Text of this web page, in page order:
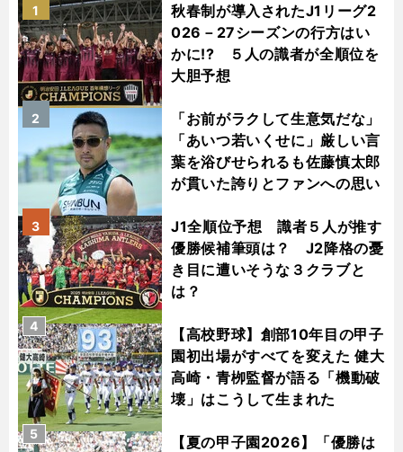
秋春制が導入されたJ1リーグ2
026－27シーズンの行方はい
かに!? ５人の識者が全順位を
大胆予想
1
「お前がラクして生意気だな」
「あいつ若いくせに」厳しい言
葉を浴びせられるも佐藤慎太郎
が貫いた誇りとファンへの思い
2
J1全順位予想 識者５人が推す
優勝候補筆頭は？ J2降格の憂
き目に遭いそうな３クラブと
は？
3
【高校野球】創部10年目の甲子
園初出場がすべてを変えた 健大
高崎・青栁監督が語る「機動破
壊」はこうして生まれた
4
【夏の甲子園2026】「優勝は
5